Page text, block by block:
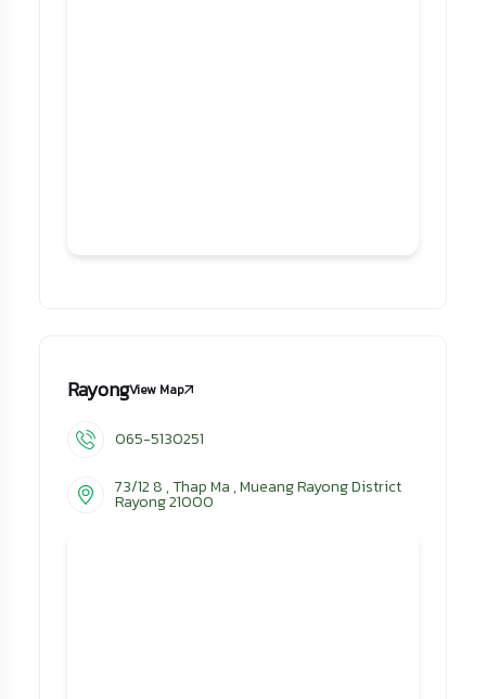
RayongView Map
065-5130251
73/12 8 , Thap Ma , Mueang Rayong District
Rayong 21000